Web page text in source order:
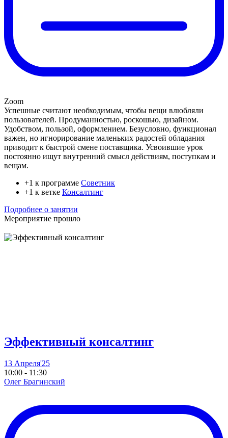
Zoom
Успешные считают необходимым, чтобы вещи влюбляли
пользователей. Продуманностью, роскошью, дизайном.
Удобством, пользой, оформлением. Безусловно, функционал
важен, но игнорирование маленьких радостей обладания
приводит к быстрой смене поставщика. Усвоившие урок
постоянно ищут внутренний смысл действиям, поступкам и
вещам.
+1 к программе Советник
+1 к ветке Консалтинг
Подробнее о занятии
Мероприятие прошло
Эффективный консалтинг
13 Апреля'25
10:00 - 11:30
Олег Брагинский